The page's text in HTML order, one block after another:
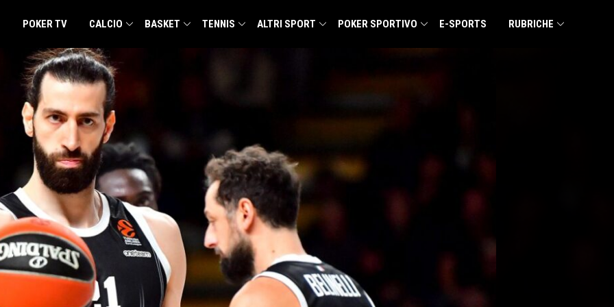
POKER TV CALCIO BASKET TENNIS ALTRI SPORT POKER SPORTIVO E-SPORTS RUBRICHE